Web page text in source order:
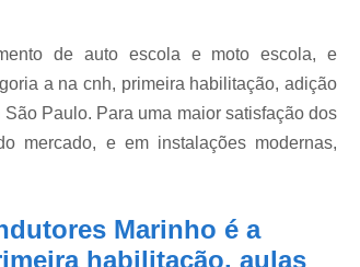
de auto escola e moto escola, e
a na cnh, primeira habilitação, adição
Paulo. Para uma maior satisfação dos
mercado, e em instalações modernas,
Marinho é a
habilitação, aulas